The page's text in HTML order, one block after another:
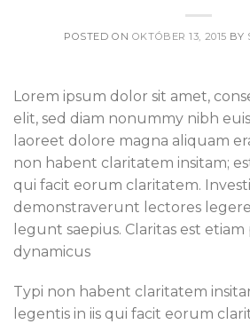
POSTED ON OKTÓBER 13, 2015 BY
Lorem ipsum dolor sit amet,
elit, sed diam nonummy nibh
laoreet dolore magna aliquam
non habent claritatem insitam;
qui facit eorum claritatem.
demonstraverunt lectores
legunt saepius. Claritas est etiam
dynamicus
Typi non habent claritatem
legentis in iis qui facit eorum